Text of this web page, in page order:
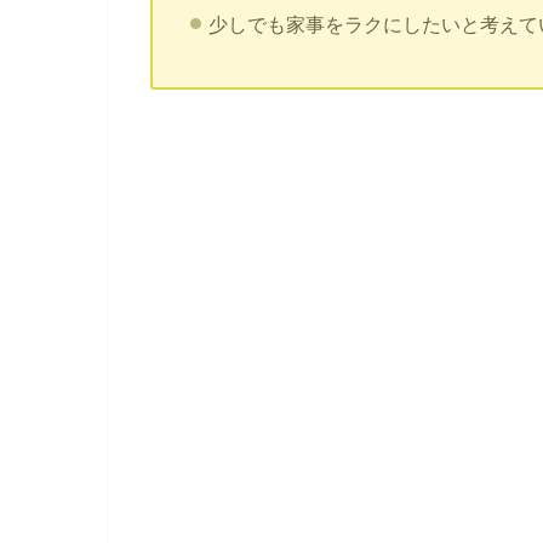
少しでも家事をラクにしたいと考えて